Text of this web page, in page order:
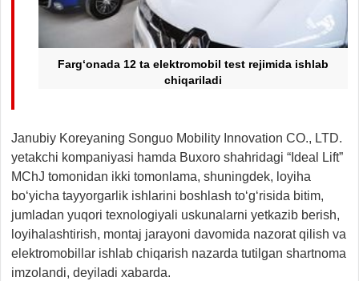
Farg‘onada 12 ta elektromobil test rejimida ishlab
chiqariladi
Janubiy Koreyaning Songuo Mobility Innovation CO., LTD.
yetakchi kompaniyasi hamda Buxoro shahridagi “Ideal Lift”
MChJ tomonidan ikki tomonlama, shuningdek, loyiha
bo‘yicha tayyorgarlik ishlarini boshlash to‘g‘risida bitim,
jumladan yuqori texnologiyali uskunalarni yetkazib berish,
loyihalashtirish, montaj jarayoni davomida nazorat qilish va
elektromobillar ishlab chiqarish nazarda tutilgan shartnoma
imzolandi, deyiladi xabarda.